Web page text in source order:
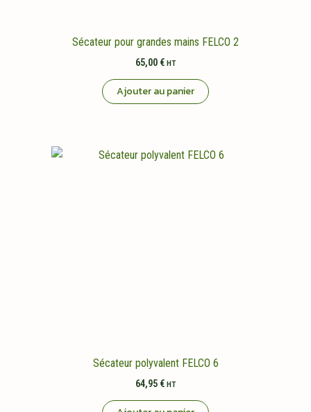
Sécateur pour grandes mains FELCO 2
65,00 € HT
Ajouter au panier
Sécateur polyvalent FELCO 6
64,95 € HT